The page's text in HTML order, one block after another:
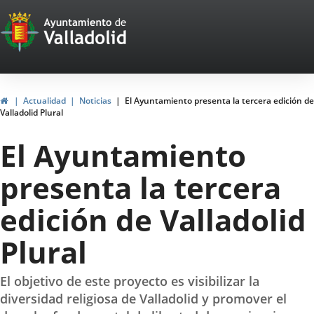
Portal
Web
del
Ayuntamiento
de
Valladolid
InicioActualidad Noticias
El Ayuntamiento presenta la tercera edición de
Valladolid Plural
El Ayuntamiento
presenta la tercera
edición de Valladolid
Plural
El objetivo de este proyecto es visibilizar la
diversidad religiosa de Valladolid y promover el